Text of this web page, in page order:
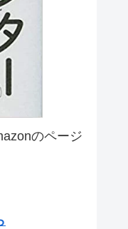
のページ